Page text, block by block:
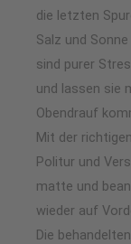
die letzten
Salz und Sonne
sind purer
und lassen sie
Obendrauf
Mit der
Politur und
matte und
wieder auf
Die